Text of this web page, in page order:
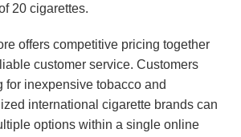
20 cigarettes.
offers competitive pricing together
customer service. Customers
for inexpensive tobacco and
international cigarette brands can
options within a single online